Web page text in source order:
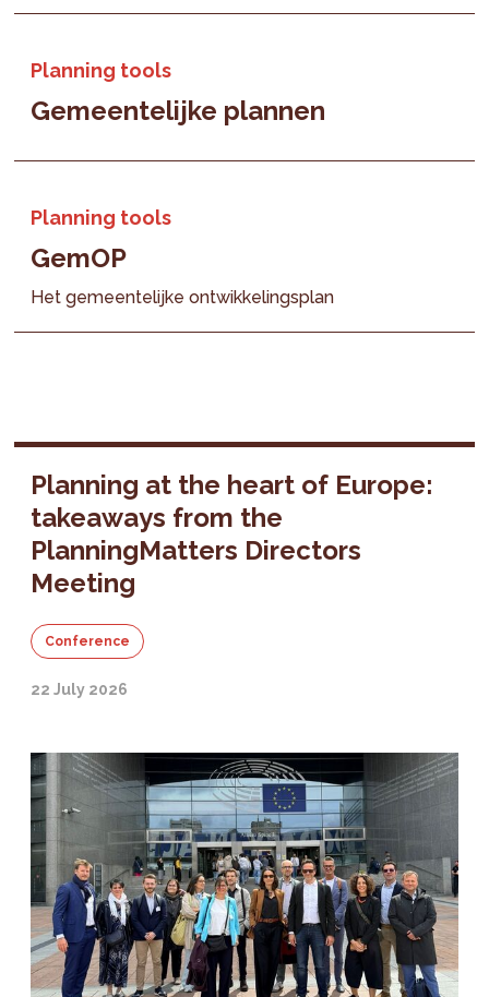
Planning tools
Gemeentelijke plannen
Planning tools
GemOP
Het gemeentelijke ontwikkelingsplan
Planning at the heart of Europe:
takeaways from the
PlanningMatters Directors
Meeting
Conference
22 July 2026